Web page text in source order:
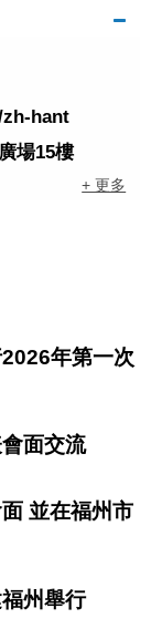
hant
場15樓
+ 更多
年第一次
面交流
並在福州市
州舉行